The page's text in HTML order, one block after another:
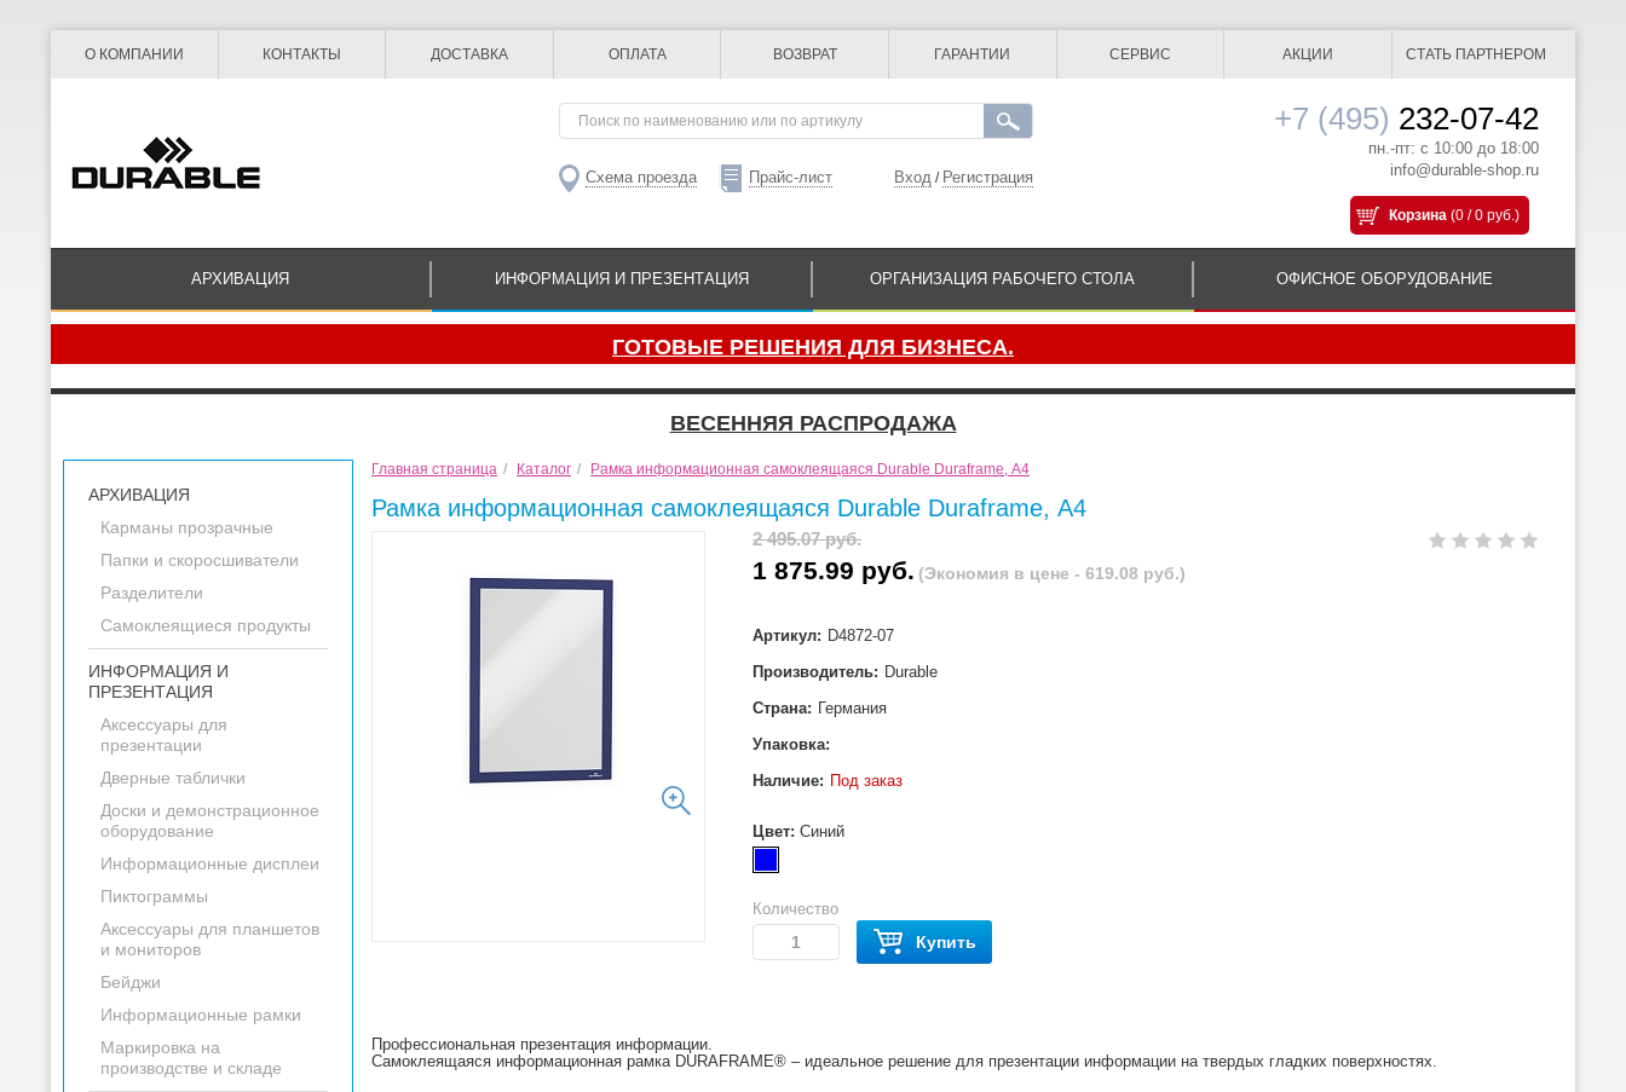
О КОМПАНИИ КОНТАКТЫ ДОСТАВКА ОПЛАТА ВОЗВРАТ ГАРАНТИИ СЕРВИС АКЦИИ СТАТЬ ПАРТНЕРОМ
Схема проезда Прайс-лист Вход / Регистрация
+7 (495) 232-07-42
пн.-пт: с 10:00 до 18:00
info@durable-shop.ru
Корзина (0 / 0 руб.)
АРХИВАЦИЯ ИНФОРМАЦИЯ И ПРЕЗЕНТАЦИЯ ОРГАНИЗАЦИЯ РАБОЧЕГО СТОЛА ОФИСНОЕ ОБОРУДОВАНИЕ
ГОТОВЫЕ РЕШЕНИЯ ДЛЯ БИЗНЕСА.
ВЕСЕННЯЯ РАСПРОДАЖА
АРХИВАЦИЯ
Карманы прозрачные
Папки и скоросшиватели
Разделители
Самоклеящиеся продукты
ИНФОРМАЦИЯ И
ПРЕЗЕНТАЦИЯ
Аксессуары для
презентации
Дверные таблички
Доски и демонстрационное
оборудование
Информационные дисплеи
Пиктограммы
Аксессуары для планшетов
и мониторов
Бейджи
Информационные рамки
Маркировка на
производстве и складе
Главная страница / Каталог / Рамка информационная самоклеящаяся Durable Duraframe, А4
Рамка информационная самоклеящаяся Durable Duraframe, А4
2 495.07 руб.
1 875.99 руб. (Экономия в цене - 619.08 руб.)
Артикул: D4872-07
Производитель: Durable
Страна: Германия
Упаковка:
Наличие: Под заказ
Цвет: Синий
Количество
Купить
Профессиональная презентация информации.
Самоклеящаяся информационная рамка DURAFRAME® – идеальное решение для презентации информации на твердых гладких поверхностях.